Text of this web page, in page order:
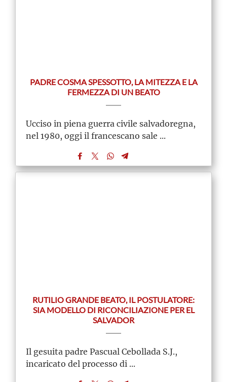
PADRE COSMA SPESSOTTO, LA MITEZZA E LA
FERMEZZA DI UN BEATO
Ucciso in piena guerra civile salvadoregna,
nel 1980, oggi il francescano sale ...
RUTILIO GRANDE BEATO, IL POSTULATORE:
SIA MODELLO DI RICONCILIAZIONE PER EL
SALVADOR
Il gesuita padre Pascual Cebollada S.J.,
incaricato del processo di ...